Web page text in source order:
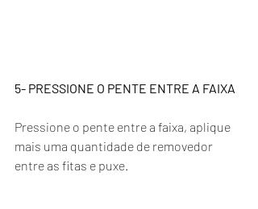
5- PRESSIONE O PENTE ENTRE A FAIXA
Pressione o pente entre a faixa, aplique
mais uma quantidade de removedor
entre as fitas e puxe.